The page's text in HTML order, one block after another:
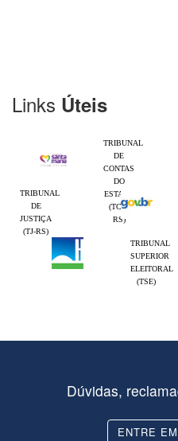
Links Úteis
TRIBUNAL
DE
CONTAS
DO
ESTADO
(TCE-
RS)
TRIBUNAL
DE
JUSTIÇA
(TJ-RS)
TRIBUNAL
SUPERIOR
ELEITORAL
(TSE)
Dúvidas,
ENTRE